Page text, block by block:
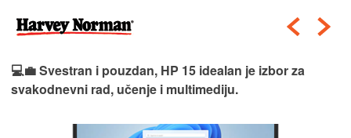
💻💼 Svestran i pouzdan, HP 15 idealan je izbor za
svakodnevni rad, učenje i multimediju.